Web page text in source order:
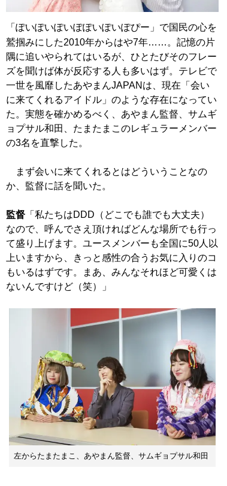
「ぽいぽいぽいぽぽいぽいぽぴー」で国民の心を
鷲掴みにした2010年からはや7年……。記憶の片
隅に追いやられてはいるが、ひとたびそのフレー
ズを聞けば体が反応する人も多いはず。テレビで
一世を風靡したあやまんJAPANは、現在「会い
に来てくれるアイドル」のような存在になってい
た。実態を確かめるべく、あやまん監督、サムギ
ョプサル和田、たまたまこのレギュラーメンバー
の3名を直撃した。
まず会いに来てくれるとはどういうことなの
か、監督に話を聞いた。
監督 「私たちはDDD（どこでも誰でも大丈夫）
なので、呼んでさえ頂ければどんな場所でも行っ
て盛り上げます。ユースメンバーも全国に50人以
上いますから、きっと感性の合うお気に入りのコ
もいるはずです。まあ、みんなそれほど可愛くは
ないんですけど（笑）」
左からたまたまこ、あやまん監督、サムギョプサル和田